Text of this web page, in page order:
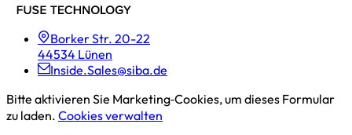
Borker Str. 20-22
44534 Lünen
Inside.Sales@siba.de
Bitte aktivieren Sie Marketing‑Cookies, um dieses Formular
zu laden. Cookies verwalten